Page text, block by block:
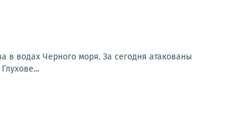
в водах Черного моря. За сегодня атакованы